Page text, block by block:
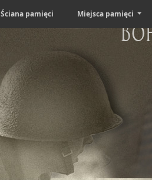
Ściana pamięci Miejsca pamięci